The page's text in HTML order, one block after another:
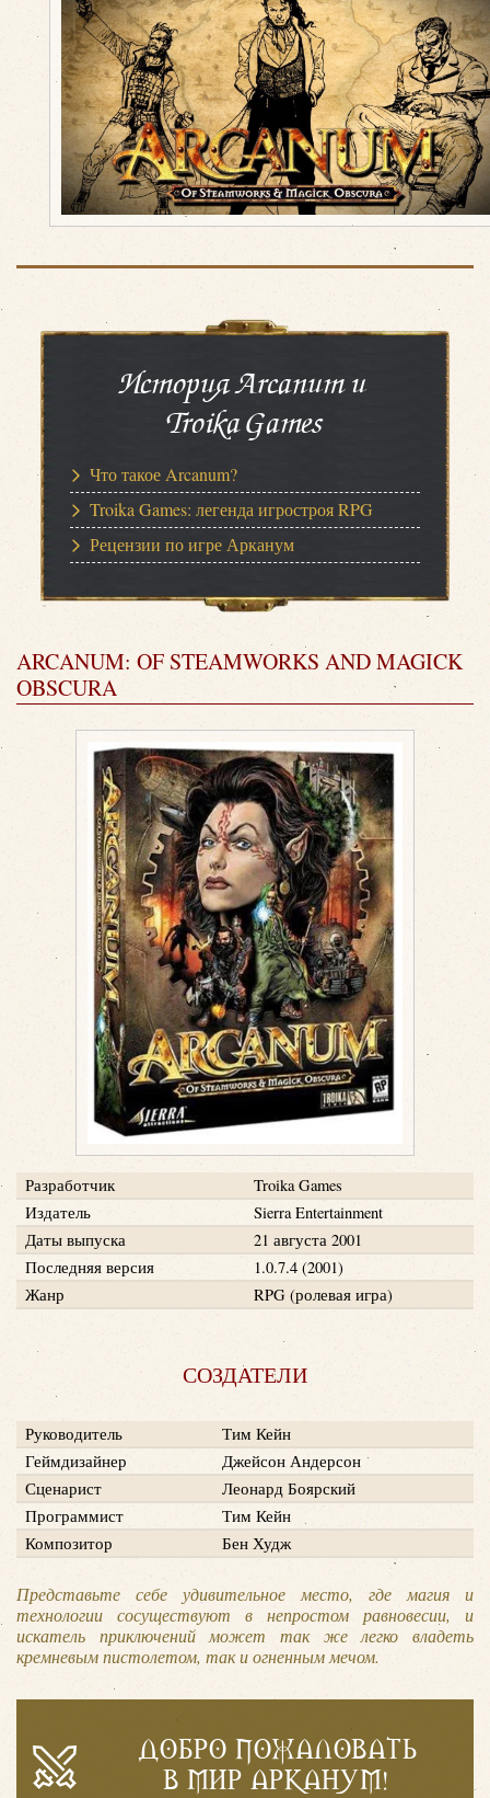
История Arcanum и
Troika Games
Что такое Arcanum?
Troika Games: легенда игростроя RPG
Рецензии по игре Арканум
ARCANUM: OF STEAMWORKS AND MAGICK
OBSCURA
Разработчик
Troika Games
Издатель
Sierra Entertainment
Даты выпуска
21 августа 2001
Последняя версия
1.0.7.4 (2001)
Жанр
RPG (ролевая игра)
СОЗДАТЕЛИ
Руководитель
Тим Кейн
Геймдизайнер
Джейсон Андерсон
Сценарист
Леонард Боярский
Программист
Тим Кейн
Композитор
Бен Худж
Представьте себе удивительное место, где магия и
технологии сосуществуют в непростом равновесии, и
искатель приключений может так же легко владеть
кремневым пистолетом, так и огненным мечом.
ДОБРО ПОЖАЛОВАТЬ
В МИР АРКАНУМ!